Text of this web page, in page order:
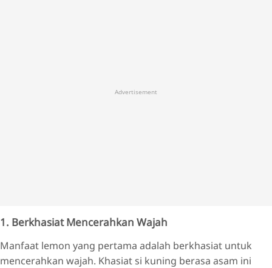
Advertisement
1. Berkhasiat Mencerahkan Wajah
Manfaat lemon yang pertama adalah berkhasiat untuk
mencerahkan wajah. Khasiat si kuning berasa asam ini